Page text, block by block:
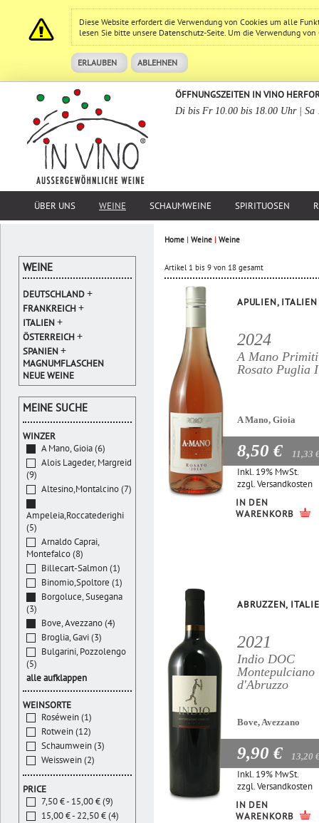
Diese Website erfordert die Verwendung von Cookies um alle
lesen Sie bitte unsere Datenschutz-Seite. Um die Verwendung
ERLAUBEN ABLEHNEN
ÖFFNUNGSZEITEN IN VINO
Di bis Fr 10.00 bis 18.00 Uhr | Sa
ÜBER UNS WEINE SCHAUMWEINE SPIRITUOSEN
Home | Weine | Weine
Artikel 1 bis 9 von 18 gesamt
APULIEN, ITALIEN
2024
A Mano
Rosato Puglia
A Mano, Gioia
8,50 € 11,33
Inkl. 19% MwSt.
zzgl.Versandkosten
IN DEN
WARENKORB
ABRUZZEN,
2021
Indio DOC
Montepulciano
d'Abruzzo
Bove, Avezzano
9,90 € 13,20
Inkl. 19% MwSt.
zzgl.Versandkosten
IN DEN
WARENKORB
WEINE
DEUTSCHLAND+
FRANKREICH+
ITALIEN+
ÖSTERREICH+
SPANIEN+
MAGNUMFLASCHEN
NEUE WEINE
MEINE SUCHE
WINZER
A Mano, Gioia (6)
Alois Lageder, Margreid
(9)
Altesino,Montalcino (7)
Ampeleia,Roccatederighi
(5)
Arnaldo Caprai,
Montefalco (8)
Billecart-Salmon (1)
Binomio,Spoltore (1)
Borgoluce, Susegana
(3)
Bove, Avezzano (4)
Broglia, Gavi (3)
Bulgarini, Pozzolengo
(5)
alle aufklappen
WEINSORTE
Roséwein (1)
Rotwein (12)
Schaumwein (3)
Weisswein (2)
PRICE
7,50 € - 15,00 € (9)
15,00 € - 22,50 € (4)